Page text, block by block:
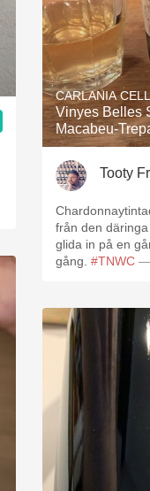
CARLANIA
Vinyes Belles
Macabeu-
Tooty
från den
glida in på en
gång. #TNWC —